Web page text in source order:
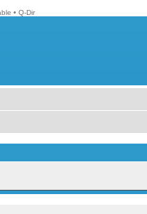
• Q-Dir